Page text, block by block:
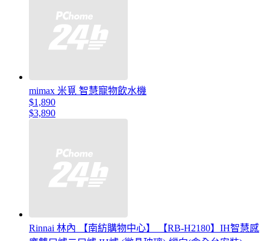
mimax 米覓 智慧寵物飲水機
$1,890
$3,890
Rinnai 林內 【南紡購物中心】 【RB-H2180】IH智慧感